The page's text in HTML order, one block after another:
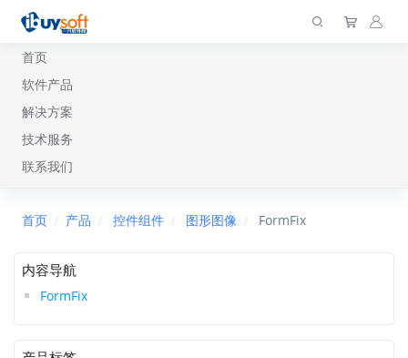
首页
软件产品
解决方案
技术服务
联系我们
首页 产品 控件组件 图形图像 FormFix
内容导航
FormFix